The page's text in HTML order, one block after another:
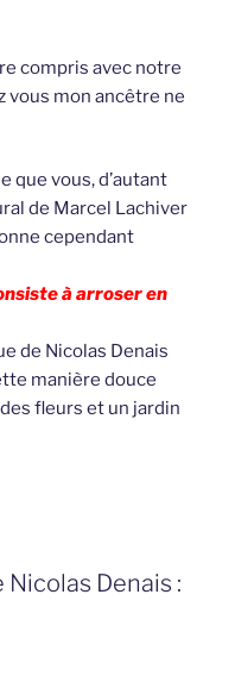
compris avec notre
vous mon ancêtre ne
que vous, d’autant
de Marcel Lachiver
cependant
à arroser en
de Nicolas Denais
manière douce
fleurs et un jardin
Denais :